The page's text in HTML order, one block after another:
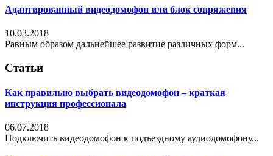
Адаптированный видеодомофон или блок сопряжения
10.03.2018
Равным образом дальнейшее развитие различных форм...
Статьи
Как правильно выбрать видеодомофон – краткая
инструкция профессионала
06.07.2018
Подключить видеодомофон к подъездному аудиодомофону...